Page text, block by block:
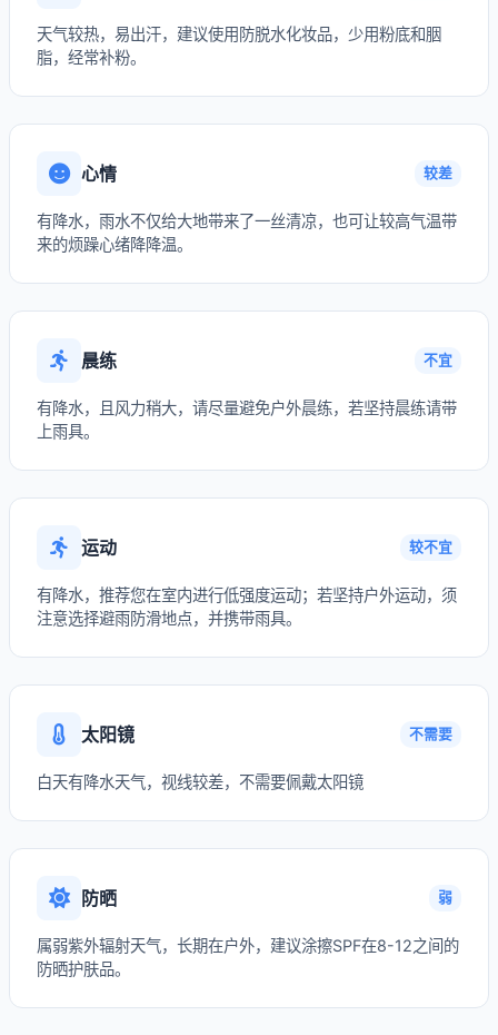
天气较热，易出汗，建议使用防脱水化妆品，少用粉底和胭
脂，经常补粉。
心情 较差
有降水，雨水不仅给大地带来了一丝清凉，也可让较高气温带
来的烦躁心绪降降温。
晨练 不宜
有降水，且风力稍大，请尽量避免户外晨练，若坚持晨练请带
上雨具。
运动 较不宜
有降水，推荐您在室内进行低强度运动；若坚持户外运动，须
注意选择避雨防滑地点，并携带雨具。
太阳镜 不需要
白天有降水天气，视线较差，不需要佩戴太阳镜
防晒 弱
属弱紫外辐射天气，长期在户外，建议涂擦SPF在8-12之间的
防晒护肤品。